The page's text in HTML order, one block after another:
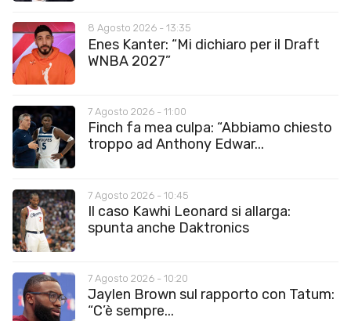
8 Agosto 2026 - 13:35
Enes Kanter: “Mi dichiaro per il Draft
WNBA 2027”
7 Agosto 2026 - 11:00
Finch fa mea culpa: “Abbiamo chiesto
troppo ad Anthony Edwar...
7 Agosto 2026 - 10:45
Il caso Kawhi Leonard si allarga:
spunta anche Daktronics
7 Agosto 2026 - 10:20
Jaylen Brown sul rapporto con Tatum:
“C’è sempre...